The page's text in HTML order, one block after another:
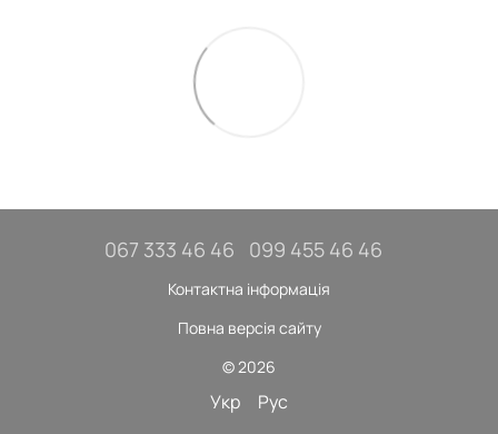
067 333 46 46 099 455 46 46
Контактна інформація
Повна версія сайту
© 2026
Укр Рус